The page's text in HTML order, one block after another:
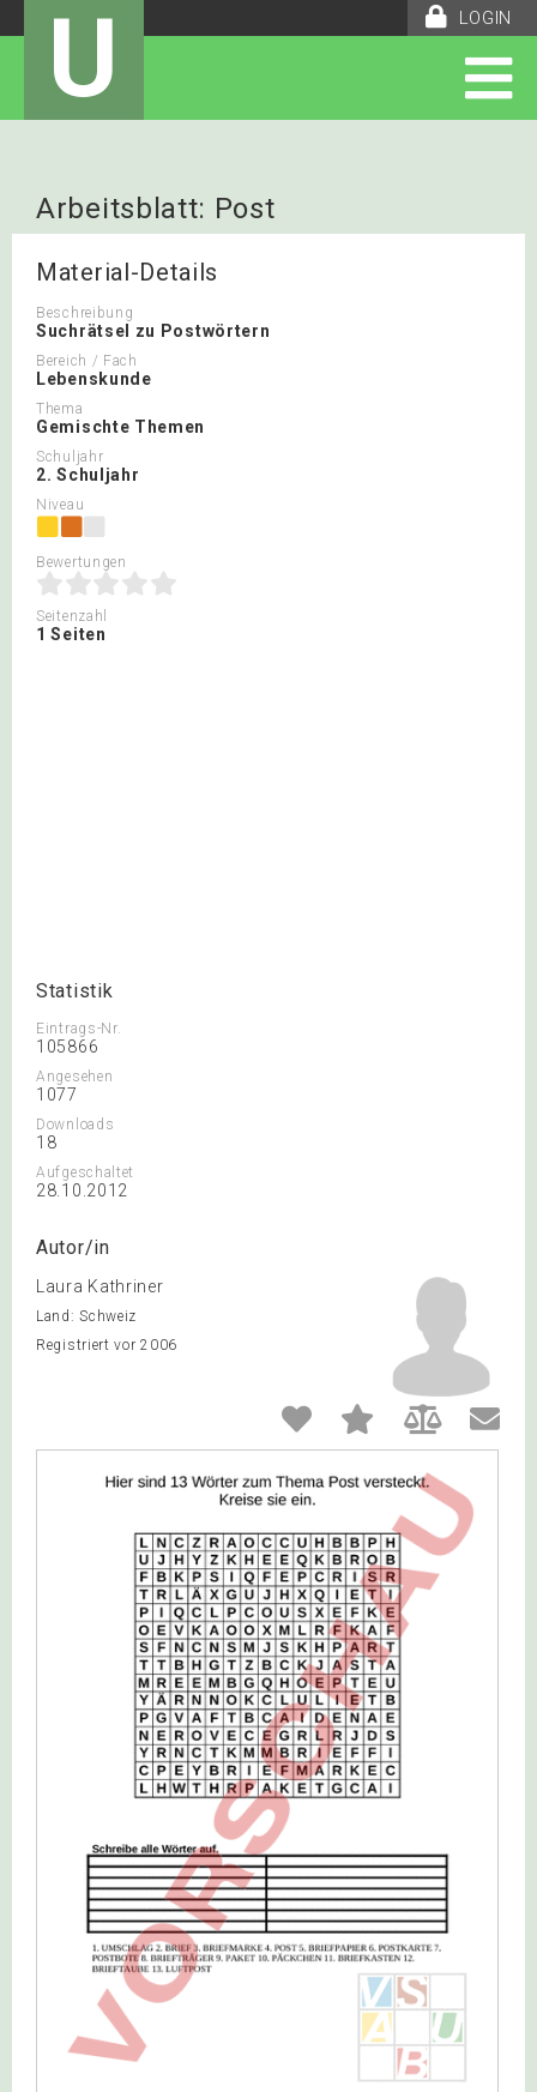
LOGIN
U
Arbeitsblatt: Post
Material-Details
Beschreibung
Suchrätsel zu Postwörtern
Bereich / Fach
Lebenskunde
Thema
Gemischte Themen
Schuljahr
2. Schuljahr
Niveau
Bewertungen
Seitenzahl
1 Seiten
Statistik
Eintrags-Nr.
105866
Angesehen
1077
Downloads
18
Aufgeschaltet
28.10.2012
Autor/in
Laura Kathriner
Land: Schweiz
Registriert vor 2006